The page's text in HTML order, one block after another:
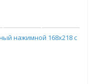
нажимной 168х218 с